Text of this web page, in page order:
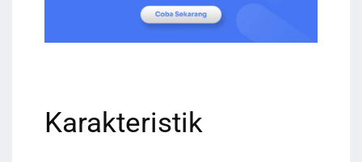
Karakteristik